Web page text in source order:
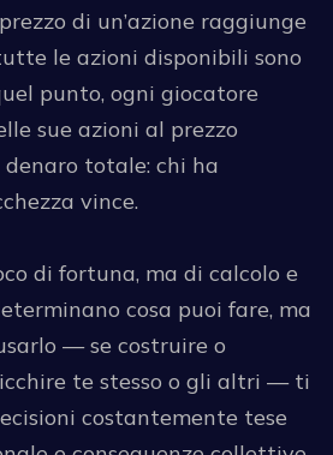
di un’azione raggiunge
le azioni disponibili sono
punto, ogni giocatore
sue azioni al prezzo
totale: chi ha
vince.
di fortuna, ma di calcolo e
cosa puoi fare, ma
— se costruire o
te stesso o gli altri — ti
costantemente tese